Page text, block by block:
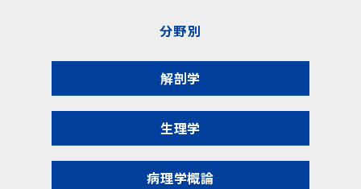
分野別
解剖学
生理学
病理学概論